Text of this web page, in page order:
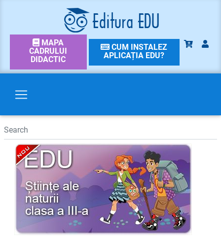
MAPA
CADRULUI
DIDACTIC
CUM INSTALEZ
APLICAȚIA EDU?